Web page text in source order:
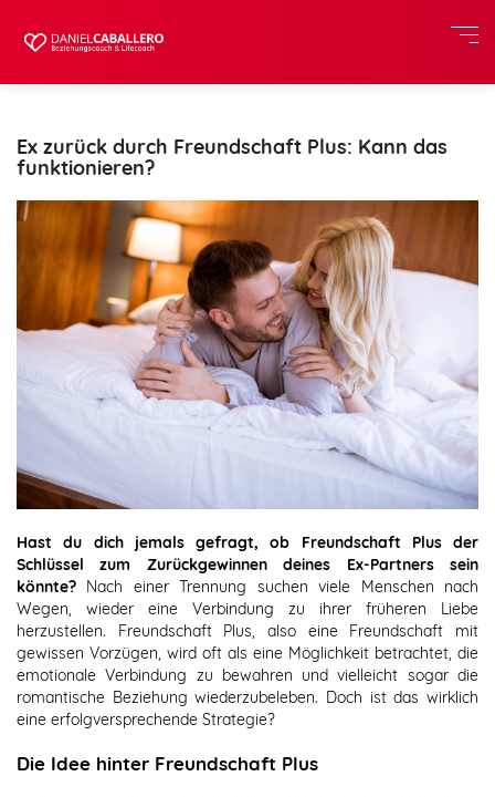
Ex zurück durch Freundschaft Plus: Kann das
funktionieren?
Hast du dich jemals gefragt, ob Freundschaft Plus der
Schlüssel zum Zurückgewinnen deines Ex-Partners sein
könnte? Nach einer Trennung suchen viele Menschen nach
Wegen, wieder eine Verbindung zu ihrer früheren Liebe
herzustellen. Freundschaft Plus, also eine Freundschaft mit
gewissen Vorzügen, wird oft als eine Möglichkeit betrachtet, die
emotionale Verbindung zu bewahren und vielleicht sogar die
romantische Beziehung wiederzubeleben. Doch ist das wirklich
eine erfolgversprechende Strategie?
Die Idee hinter Freundschaft Plus